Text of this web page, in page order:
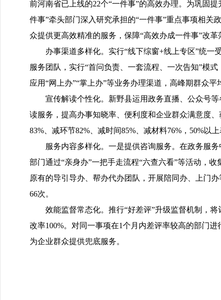
前河南省已上线的22个“一件事”的高效办理。为巩固
件事”牵头部门深入研究承担的“一件事”重点事项相关
众提供更高效精准的服务，保障“高效办成一件事”改革
办事渠道多样化。实行“线下综窗+线上专区”统
服务团队，实行“首问负责、一套流程、一次告知”模
应用“网上办”“掌上办”等业务办理渠道，高峰期群众平
宣传解读个性化。新野县运用政务直播、公众号
读服务，提高办事知晓率、便利度和企业群众满意度
83%、减环节82%、减时间85%、减材料76%，50%
服务内容多样化。一是提供咨询服务。在政务服
部门通过“亲身办”一把手走流程“六查六看”等活动，
原有的导引导办、帮办代办团队，开展陪同办、上门
66次。
效能监督常态化。推行“好差评”升级监督机制，
改率100%。对同一事项在1个月内差评率较高的部门
为企业群众提供兜底服务。